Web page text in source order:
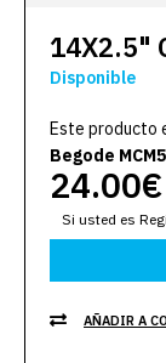
14X2.5"
Disponible
Este producto
Begode MCM5
24.00€
Si usted es
AÑADIR A